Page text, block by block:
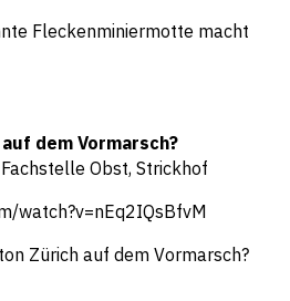
Fleckenminiermotte macht
dem Vormarsch?
Obst, Strickhof
watch?v=nEq2IQsBfvM
Zürich auf dem Vormarsch?